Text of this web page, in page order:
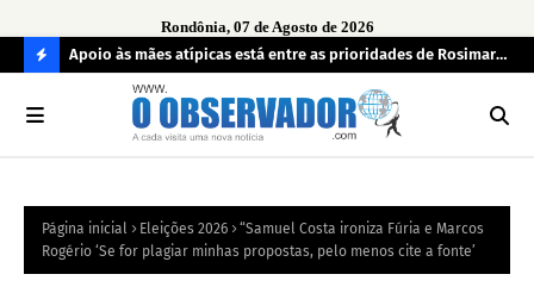
Rondônia, 07 de Agosto de 2026
O
R
e
Apoio às mães atípicas está entre as prioridades de Rosimari
Página inicial Eleições 2026
“Samuel Costa ironiza Fúria e Marcos
Rogério ‘Se for plagiar minhas propostas, pelo menos cite a fonte’